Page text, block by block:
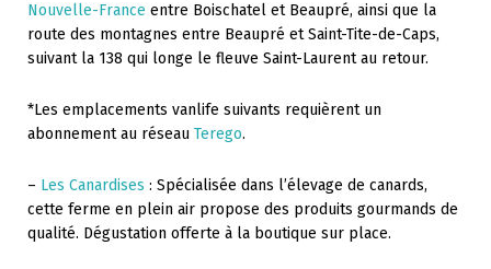
Nouvelle-France entre Boischatel et Beaupré, ainsi que la
route des montagnes entre Beaupré et Saint-Tite-de-Caps,
suivant la 138 qui longe le fleuve Saint-Laurent au retour.
*Les emplacements vanlife suivants requièrent un
abonnement au réseau Terego.
– Les Canardises : Spécialisée dans l’élevage de canards,
cette ferme en plein air propose des produits gourmands de
qualité. Dégustation offerte à la boutique sur place.